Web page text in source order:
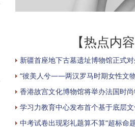
【热点内容
新疆首座地下古墓遗址博物馆正式
“彼美人兮——两汉罗马时期女性文
香港故宫文化博物馆将举办法国时
学习力教育中心发布首个基于底层
中考试卷出现彩礼题算不算“超标命